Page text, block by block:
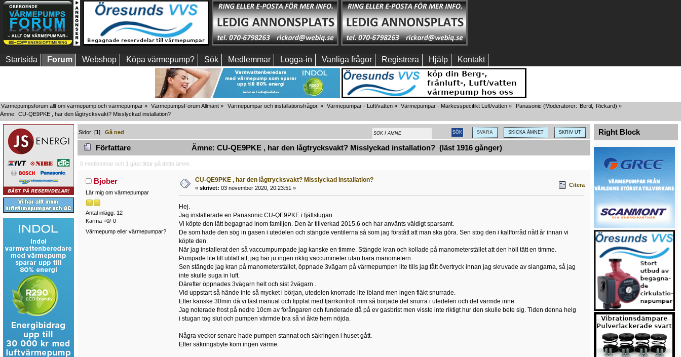
Startsida Forum Webshop Köpa värmepump? Sök Medlemmar Logga-in Vanliga frågor Registrera Hjälp Kontakt
Värmepumpsforum allt om värmepump och värmepumpar » VärmepumpsForum Allmänt » Värmepumpar och installationsfrågor. » Värmepumpar - Luft/vatten» Värmepumpar - Märkesspecifikt Luft/vatten » Panasonic (Moderatorer: Bertil, Rickard) »
Ämne: CU-QE9PKE , har den lågtrycksvakt? Misslyckad installation?
SVARA SKICKA ÄMNET SKRIV UT
Sidor: [1]Gå ned
Författare Ämne: CU-QE9PKE , har den lågtrycksvakt? Misslyckad installation? (läst 1916 gånger)
0 medlemmar och 1 gäst tittar på detta ämne.
Bjober
Lär mig om värmepumpar
Antal inlägg: 12
Karma +0/-0
Värmepump eller värmepumpar?
CU-QE9PKE , har den lågtrycksvakt? Misslyckad installation?
« skrivet: 03 november 2020, 20:23:51 » Citera
Hej.
Jag installerade en Panasonic CU-QE9PKE i fjällstugan.
Vi köpte den lätt begagnad inom familjen. Den är tillverkad 2015.6 och har använts väldigt sparsamt.
De som hade den sög in gasen i utedelen och stängde ventilerna så som jag förstått att man ska göra. Sen stog den i kallförråd nått år innan vi
köpte den.
När jag installerat den så vaccumpumpade jag kanske en timme. Stängde kran och kollade på manometerstället att den höll tätt en timme.
Pumpade lite till utifall att, jag har ju ingen riktig vaccummeter utan bara manometern.
Sen stängde jag kran på manometerstället, öppnade 3vägarn på värmepumpen lite tills jag fått övertryck innan jag skruvade av slangarna, så jag
inte skulle suga in luft.
Därefter öppnades 3vägarn helt och sist 2vägarn .
Vid uppstart så hände inte så mycket i början, utedelen knorrade lite ibland men ingen fläkt snurrade.
Efter kanske 30min då vi läst manual och fipplat med fjärrkontroll mm så började det snurra i utedelen och det värmde inne.
Jag noterade frost på nedre 10cm av förångaren och funderade då på ev gasbrist men visste inte riktigt hur den skulle bete sig. Tiden denna helg
i stugan tog slut och pumpen värmde bra så vi åkte hem nöjda.
Några veckor senare hade pumpen stannat och säkringen i huset gått.
Efter säkringsbyte kom ingen värme.
Right Block